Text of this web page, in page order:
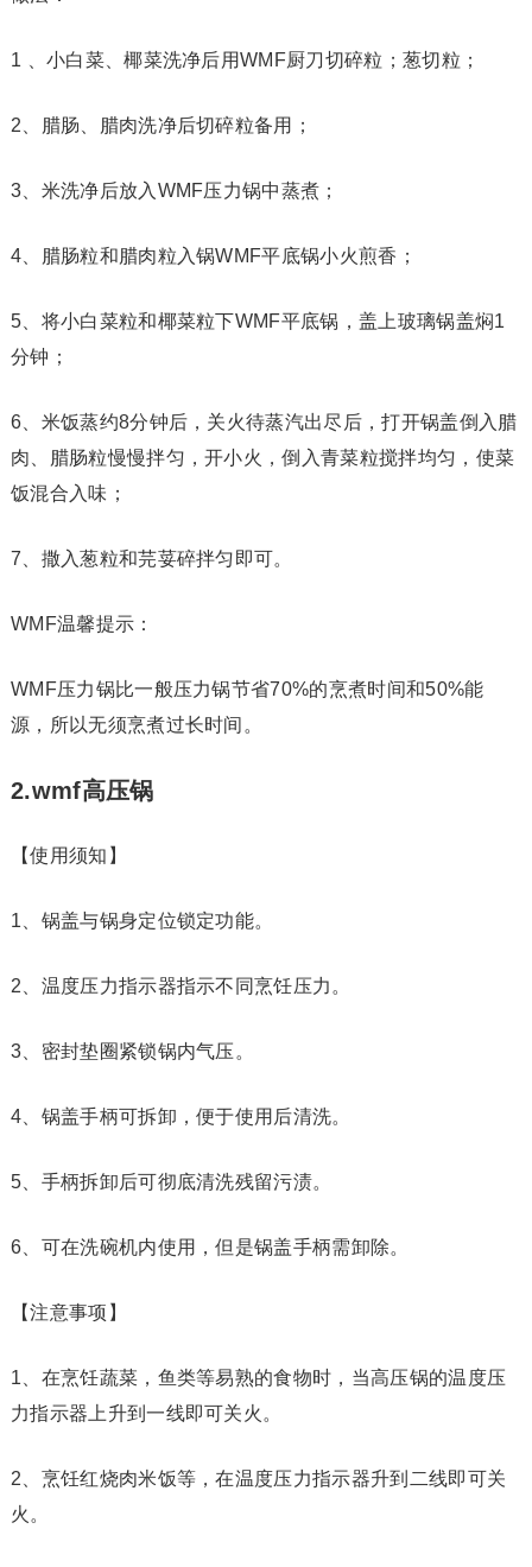
1 、小白菜、椰菜洗净后用WMF厨刀切碎粒；葱切粒；
2、腊肠、腊肉洗净后切碎粒备用；
3、米洗净后放入WMF压力锅中蒸煮；
4、腊肠粒和腊肉粒入锅WMF平底锅小火煎香；
5、将小白菜粒和椰菜粒下WMF平底锅，盖上玻璃锅盖焖1
分钟；
6、米饭蒸约8分钟后，关火待蒸汽出尽后，打开锅盖倒入腊
肉、腊肠粒慢慢拌匀，开小火，倒入青菜粒搅拌均匀，使菜
饭混合入味；
7、撒入葱粒和芫荽碎拌匀即可。
WMF温馨提示：
WMF压力锅比一般压力锅节省70%的烹煮时间和50%能
源，所以无须烹煮过长时间。
2.wmf高压锅
【使用须知】
1、锅盖与锅身定位锁定功能。
2、温度压力指示器指示不同烹饪压力。
3、密封垫圈紧锁锅内气压。
4、锅盖手柄可拆卸，便于使用后清洗。
5、手柄拆卸后可彻底清洗残留污渍。
6、可在洗碗机内使用，但是锅盖手柄需卸除。
【注意事项】
1、在烹饪蔬菜，鱼类等易熟的食物时，当高压锅的温度压
力指示器上升到一线即可关火。
2、烹饪红烧肉米饭等，在温度压力指示器升到二线即可关
火。